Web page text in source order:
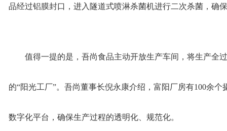
品经过铝膜封口，进入隧道式喷淋杀菌机进行二次杀菌，确
值得一提的是，吾尚食品主动开放生产车间，将生产全
的“阳光工厂”。吾尚董事长倪永康介绍，富阳厂房有100余
数字化平台，确保生产过程的透明化、规范化。